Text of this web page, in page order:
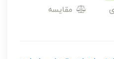
مقایسه